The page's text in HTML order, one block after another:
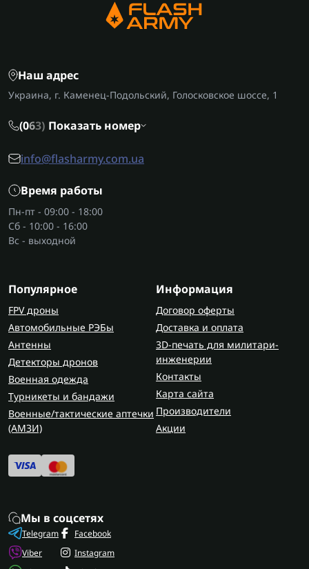
Наш адрес
Украина, г. Каменец-Подольский, Голосковское шоссе, 1
(063) Показать номер
info@flasharmy.com.ua
Время работы
Пн-пт - 09:00 - 18:00
Сб - 10:00 - 16:00
Вс - выходной
Популярное
FPV дроны
Автомобильные РЭБы
Антенны
Детекторы дронов
Военная одежда
Турникеты и бандажи
Военные/тактические аптечки
(AMЗИ)
Информация
Договор оферты
Доставка и оплата
3D-печать для милитари-
инженерии
Контакты
Карта сайта
Производители
Акции
Мы в соцсетях
Telegram
Viber
Facebook
Instagram